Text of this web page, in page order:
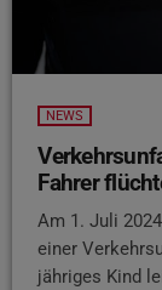
NEWS
Fahrer
Am 1. Juli
einer
jähriges Kind